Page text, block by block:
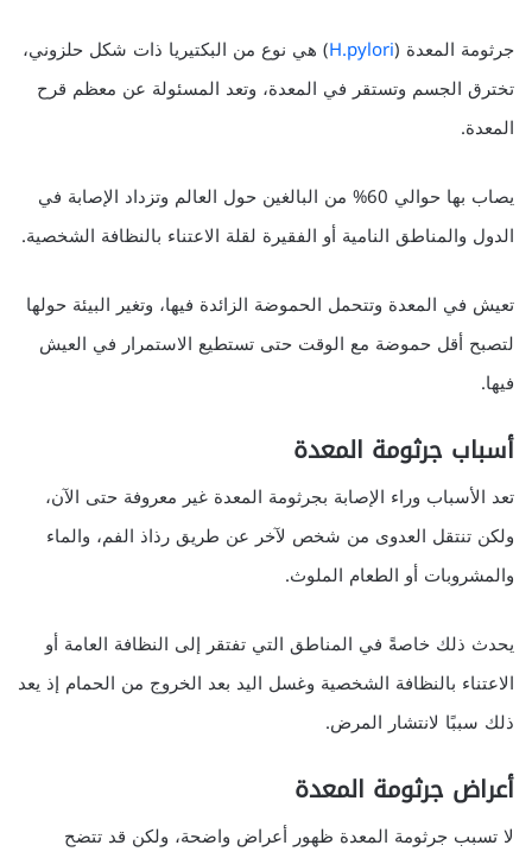
جرثومة المعدة (H.pylori) هي نوع من البكتيريا ذات شكل حلزوني،
تخترق الجسم وتستقر في المعدة، وتعد المسئولة عن معظم قرح
المعدة.
يصاب بها حوالي 60% من البالغين حول العالم وتزداد الإصابة في
الدول والمناطق النامية أو الفقيرة لقلة الاعتناء بالنظافة الشخصية.
تعيش في المعدة وتتحمل الحموضة الزائدة فيها، وتغير البيئة حولها
لتصبح أقل حموضة مع الوقت حتى تستطيع الاستمرار في العيش
فيها.
أسباب جرثومة المعدة
تعد الأسباب وراء الإصابة بجرثومة المعدة غير معروفة حتى الآن،
ولكن تنتقل العدوى من شخص لآخر عن طريق رذاذ الفم، والماء
والمشروبات أو الطعام الملوث.
يحدث ذلك خاصةً في المناطق التي تفتقر إلى النظافة العامة أو
الاعتناء بالنظافة الشخصية وغسل اليد بعد الخروج من الحمام إذ يعد
ذلك سببًا لانتشار المرض.
أعراض جرثومة المعدة
لا تسبب جرثومة المعدة ظهور أعراض واضحة، ولكن قد تتضح